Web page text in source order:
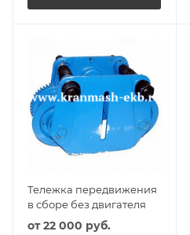
Тележка передвижения
в сборе без двигателя
от22 000 руб.